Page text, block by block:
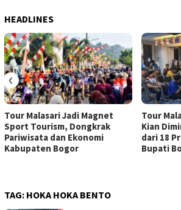
HEADLINES
Tour Malasari Jadi Magnet
Sport Tourism, Dongkrak
Pariwisata dan Ekonomi
Kabupaten Bogor
Tour
Kian
dari 18
Bupati
‹
TAG: HOKA HOKA BENTO